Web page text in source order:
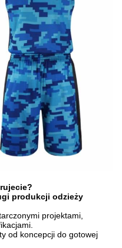
produkcji odzieży
projektami,
od koncepcji do gotowej